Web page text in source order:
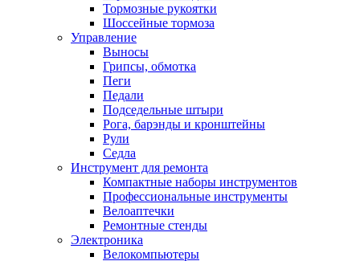
Тормозные рукоятки
Шоссейные тормоза
Управление
Выносы
Грипсы, обмотка
Пеги
Педали
Подседельные штыри
Рога, барэнды и кронштейны
Рули
Седла
Инструмент для ремонта
Компактные наборы инструментов
Профессиональные инструменты
Велоаптечки
Ремонтные стенды
Электроника
Велокомпьютеры